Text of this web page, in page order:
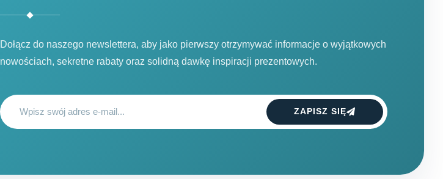
Dołącz do naszego newslettera, aby jako pierwszy otrzymywać informacje o wyjątkowych
nowościach, sekretne rabaty oraz solidną dawkę inspiracji prezentowych.
ZAPISZ SIĘ